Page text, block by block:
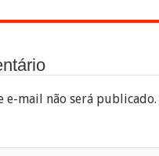
e-mail não será publicado.